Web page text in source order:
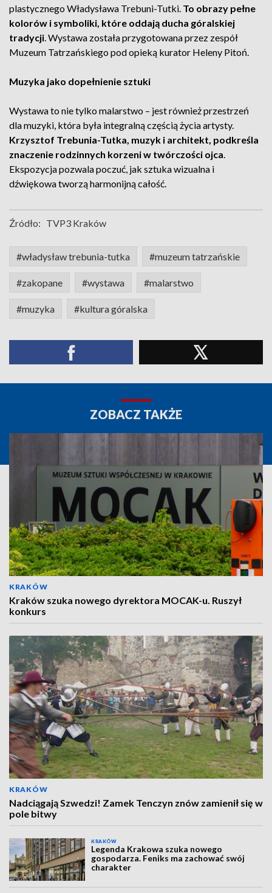
plastycznego Władysława Trebuni-Tutki. To obrazy pełne
kolorów i symboliki, które oddają ducha góralskiej
tradycji. Wystawa została przygotowana przez zespół
Muzeum Tatrzańskiego pod opieką kurator Heleny Pitoń.
Muzyka jako dopełnienie sztuki
Wystawa to nie tylko malarstwo – jest również przestrzeń
dla muzyki, która była integralną częścią życia artysty.
Krzysztof Trebunia-Tutka, muzyk i architekt, podkreśla
znaczenie rodzinnych korzeni w twórczości ojca.
Ekspozycja pozwala poczuć, jak sztuka wizualna i
dźwiękowa tworzą harmonijną całość.
Źródło: TVP3 Kraków
#władysław trebunia-tutka #muzeum tatrzańskie
#zakopane #wystawa #malarstwo
#muzyka #kultura góralska
ZOBACZ TAKŻE
KRAKÓW
Kraków szuka nowego dyrektora MOCAK-u. Ruszył
konkurs
KRAKÓW
Nadciągają Szwedzi! Zamek Tenczyn znów zamienił się w
pole bitwy
KRAKÓW
Legenda Krakowa szuka nowego
gospodarza. Feniks ma zachować swój
charakter